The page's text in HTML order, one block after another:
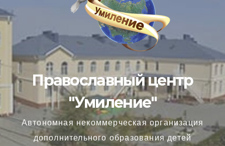
Православный центр
"Умиление"
Автономная некоммерческая организация
дополнительного образования детей